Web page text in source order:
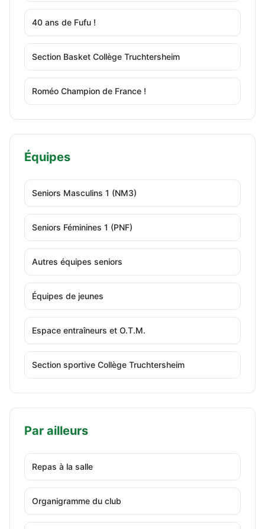
40 ans de Fufu !
Section Basket Collège Truchtersheim
Roméo Champion de France !
Équipes
Seniors Masculins 1 (NM3)
Seniors Féminines 1 (PNF)
Autres équipes seniors
Équipes de jeunes
Espace entraîneurs et O.T.M.
Section sportive Collège Truchtersheim
Par ailleurs
Repas à la salle
Organigramme du club